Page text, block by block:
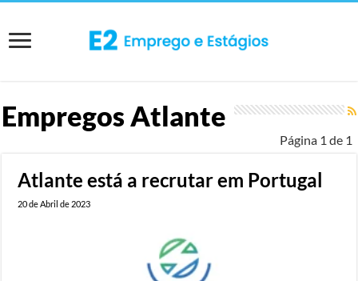
Empregos Atlante
Página 1 de 1
Atlante está a recrutar em Portugal
20 de Abril de 2023